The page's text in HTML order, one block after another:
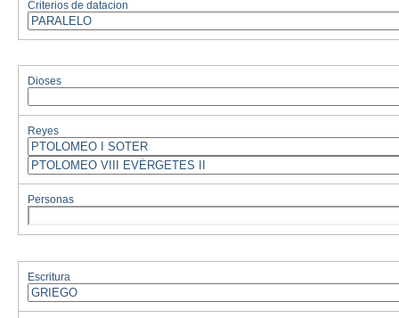
Criterios de datacion
Dioses
Reyes
Personas
Escritura